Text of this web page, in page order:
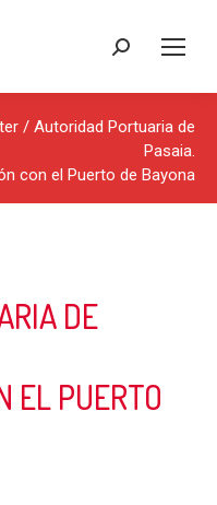
Buscar:
/ Autoridad Portuaria de
Pasaia.
con el Puerto de Bayona
DE
EL PUERTO